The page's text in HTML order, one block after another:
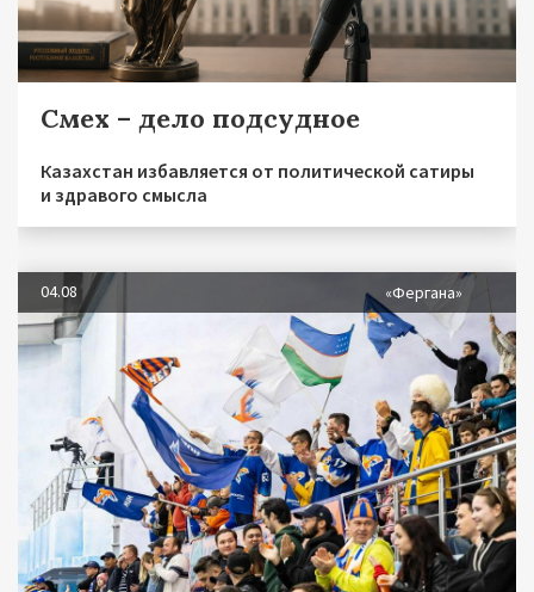
Смех – дело подсудное
Казахстан избавляется от политической сатиры
и здравого смысла
04.08 «Фергана»